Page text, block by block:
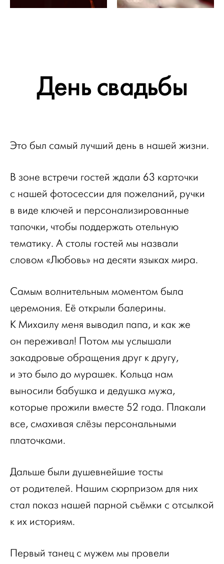
День свадьбы
Это был самый лучший день в нашей жизни.
В зоне встречи гостей ждали 63 карточки
с нашей фотосессии для пожеланий, ручки
в виде ключей и персонализированные
тапочки, чтобы поддержать отельную
тематику. А столы гостей мы назвали
словом «Любовь» на десяти языках мира.
Самым волнительным моментом была
церемония. Её открыли балерины.
К Михаилу меня выводил папа, и как же
он переживал! Потом мы услышали
закадровые обращения друг к другу,
и это было до мурашек. Кольца нам
выносили бабушка и дедушка мужа,
которые прожили вместе 52 года. Плакали
все, смахивая слёзы персональными
платочками.
Дальше были душевнейшие тосты
от родителей. Нашим сюрпризом для них
стал показ нашей парной съёмки с отсылкой
к их историям.
Первый танец с мужем мы провели